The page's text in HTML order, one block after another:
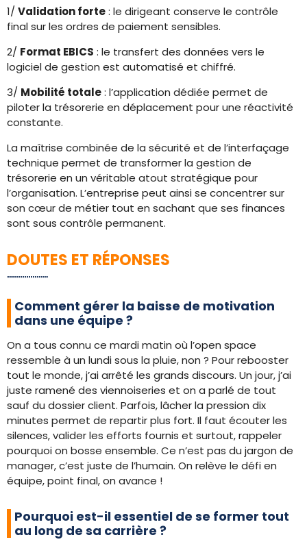
1/ Validation forte: le dirigeant conserve le contrôle
final sur les ordres de paiement sensibles.
2/ Format EBICS : le transfert des données vers le
logiciel de gestion est automatisé et chiffré.
3/ Mobilité totale: l’application dédiée permet de
piloter la trésorerie en déplacement pour une réactivité
constante.
La maîtrise combinée de la sécurité et de l’interfaçage
technique permet de transformer la gestion de
trésorerie en un véritable atout stratégique pour
l’organisation. L’entreprise peut ainsi se concentrer sur
son cœur de métier tout en sachant que ses finances
sont sous contrôle permanent.
DOUTES ET RÉPONSES
Comment gérer la baisse de motivation
dans une équipe ?
On a tous connu ce mardi matin où l’open space
ressemble à un lundi sous la pluie, non ? Pour rebooster
tout le monde, j’ai arrêté les grands discours. Un jour, j’ai
juste ramené des viennoiseries et on a parlé de tout
sauf du dossier client. Parfois, lâcher la pression dix
minutes permet de repartir plus fort. Il faut écouter les
silences, valider les efforts fournis et surtout, rappeler
pourquoi on bosse ensemble. Ce n’est pas du jargon de
manager, c’est juste de l’humain. On relève le défi en
équipe, point final, on avance !
Pourquoi est-il essentiel de se former tout
au long de sa carrière ?